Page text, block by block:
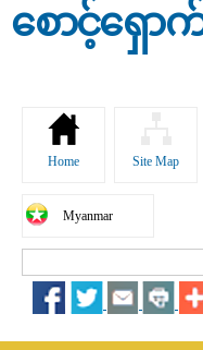
စောင့်ရှော
Home Site Map
Myanmar
Search form